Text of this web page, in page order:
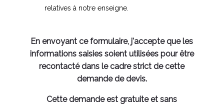
relatives à notre enseigne.
En envoyant ce formulaire, j'accepte que les
informations saisies soient utilisées pour être
recontacté dans le cadre strict de cette
demande de devis.
Cette demande est gratuite et sans